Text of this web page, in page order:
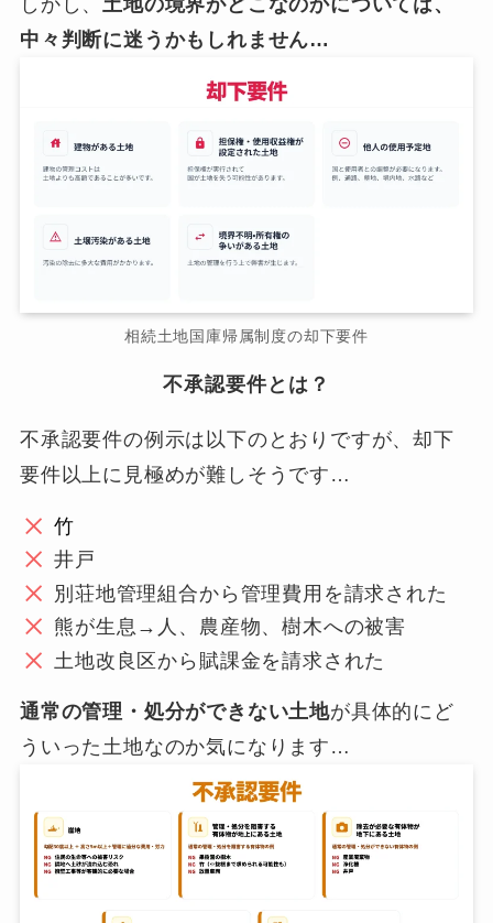
しかし、土地の境界がどこなのかについては、
中々判断に迷うかもしれません…
相続土地国庫帰属制度の却下要件
不承認要件とは？
不承認要件の例示は以下のとおりですが、却下
要件以上に見極めが難しそうです…
竹
井戸
別荘地管理組合から管理費用を請求された
熊が生息→人、農産物、樹木への被害
土地改良区から賦課金を請求された
通常の管理・処分ができない土地が具体的にど
ういった土地なのか気になります…